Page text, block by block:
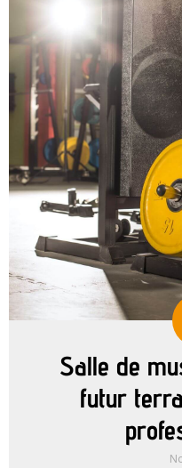
Salle de
futur